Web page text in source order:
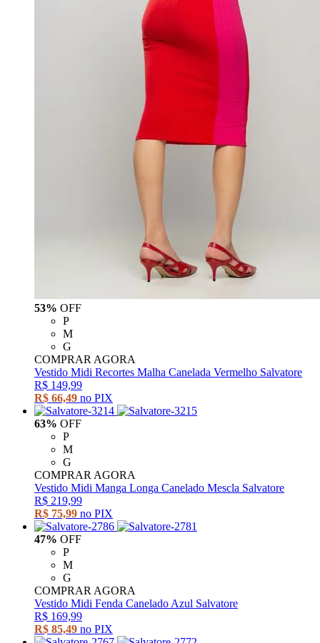
53% OFF
P
M
G
COMPRAR AGORA
Vestido Midi Recortes Malha Canelada Vermelho Salvatore
R$ 149,99
R$ 66,49 no PIX
63% OFF
P
M
G
COMPRAR AGORA
Vestido Midi Manga Longa Canelado Mescla Salvatore
R$ 219,99
R$ 75,99 no PIX
47% OFF
P
M
G
COMPRAR AGORA
Vestido Midi Fenda Canelado Azul Salvatore
R$ 169,99
R$ 85,49 no PIX